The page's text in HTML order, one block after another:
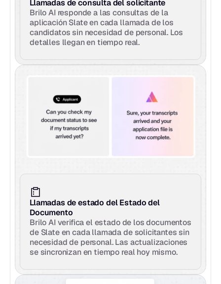
Llamadas de consulta del solicitante
Brilo AI responde a las consultas de la
aplicación Slate en cada llamada de los
candidatos sin necesidad de personal. Los
detalles llegan en tiempo real.
Llamadas de estado del Estado del
Documento
Brilo AI verifica el estado de los documentos
de Slate en cada llamada de solicitantes sin
necesidad de personal. Las actualizaciones
se sincronizan en tiempo real hoy mismo.